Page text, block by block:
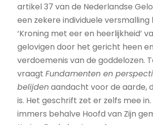
artikel 37 van de Nederlandse
een zekere individuele versmalling
‘Kroning met eer en heerlijkheid’
gelovigen door het gericht heen
verdoemenis van de goddelozen.
vraagt Fundamenten en
belijdenaandacht voor de aarde,
is. Het geschrift zet er zelfs mee in.
immers behalve Hoofd van Zijn